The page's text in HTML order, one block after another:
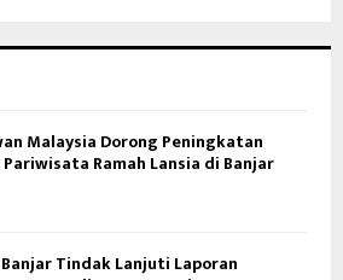
R
Malaysia Dorong Peningkatan
Pariwisata Ramah Lansia di Banjar
Tindak Lanjuti Laporan